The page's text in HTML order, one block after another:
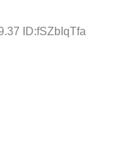
ID:fSZbIqTfa